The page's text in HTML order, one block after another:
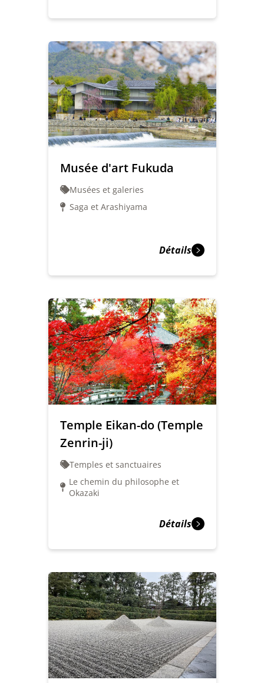
Musée d'art Fukuda
Musées et galeries
Saga et Arashiyama
Détails
Temple Eikan-do (Temple
Zenrin-ji)
Temples et sanctuaires
Le chemin du philosophe et
Okazaki
Détails